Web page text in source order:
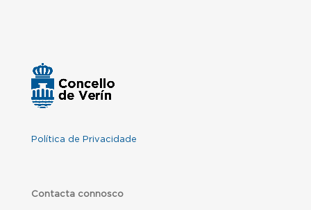
Política de Privacidade
Contacta connosco